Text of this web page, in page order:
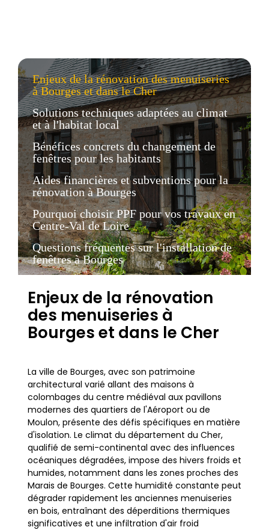
Enjeux de la rénovation des menuiseries
à Bourges et dans le Cher
Solutions techniques adaptées au climat
et à l'habitat local
Bénéfices concrets du changement de
fenêtres pour les habitants
Aides financières et subventions pour la
rénovation à Bourges
Pourquoi choisir PPF pour vos travaux en
Centre-Val de Loire
Questions fréquentes sur l'installation de
fenêtres à Bourges
Enjeux de la rénovation
des menuiseries à
Bourges et dans le Cher
La ville de Bourges, avec son patrimoine
architectural varié allant des maisons à
colombages du centre médiéval aux pavillons
modernes des quartiers de l'Aéroport ou de
Moulon, présente des défis spécifiques en matière
d'isolation. Le climat du département du Cher,
qualifié de semi-continental avec des influences
océaniques dégradées, impose des hivers froids et
humides, notamment dans les zones proches des
Marais de Bourges. Cette humidité constante peut
dégrader rapidement les anciennes menuiseries
en bois, entraînant des déperditions thermiques
significatives et une infiltration d'air froid